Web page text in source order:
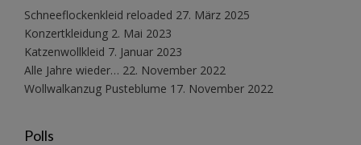
Schneeflockenkleid reloaded 27. März 2025
Konzertkleidung 2. Mai 2023
Katzenwollkleid 7. Januar 2023
Alle Jahre wieder… 22. November 2022
Wollwalkanzug Pusteblume 17. November 2022
Polls